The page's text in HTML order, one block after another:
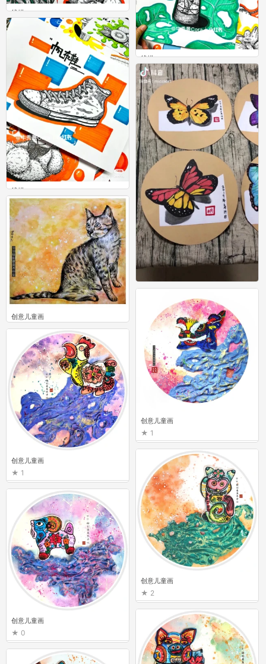
线描
少儿美术
创意儿童画
0
创意儿童画
2
创意儿童画
1
创意儿童画
1
创意儿童画
0
线描
0
线描
0